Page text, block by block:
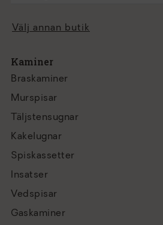
Välj annan butik
Kaminer
Braskaminer
Murspisar
Täljstensugnar
Kakelugnar
Spiskassetter
Insatser
Vedspisar
Gaskaminer